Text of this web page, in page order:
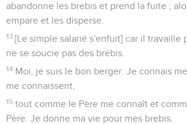
abandonne les brebis et prend la fuite ;
empare et les disperse.
13 [Le simple salarié s'enfuit] car il travaille
ne se soucie pas des brebis.
14 Moi, je suis le bon berger. Je connais
me connaissent,
15 tout comme le Père me connaît et
Père. Je donne ma vie pour mes brebis.